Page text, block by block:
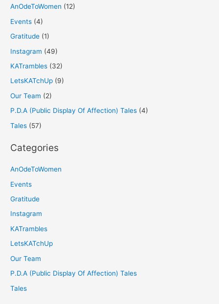
AnOdeToWomen (12)
Events (4)
Gratitude (1)
Instagram (49)
KATrambles (32)
LetsKATchUp (9)
Our Team (2)
P.D.A (Public Display Of Affection) Tales (4)
Tales (57)
Categories
AnOdeToWomen
Events
Gratitude
Instagram
KATrambles
LetsKATchUp
Our Team
P.D.A (Public Display Of Affection) Tales
Tales